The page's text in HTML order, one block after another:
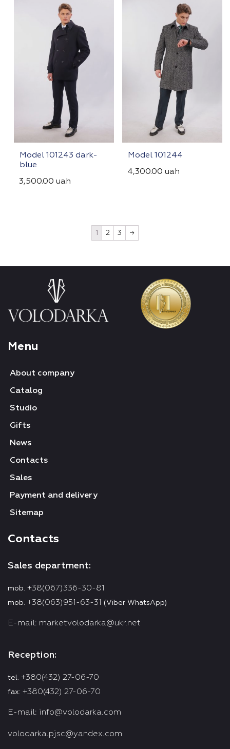
Model 101243 dark-
blue
3,500.00 uah
Model 101244
4,300.00uah
1 2 3 →
Menu
About company
Catalog
Studio
Gifts
News
Contacts
Sales
Payment and delivery
Sitemap
Contacts
Sales department:
mob. +38(067)336-30-81
mob. +38(063)951-63-31 (Viber WhatsApp)
E-mail: marketvolodarka@ukr.net
Reception:
tel. +380(432) 27-06-70
fax: +380(432) 27-06-70
E-mail: info@volodarka.com
volodarka.pjsc@yandex.com